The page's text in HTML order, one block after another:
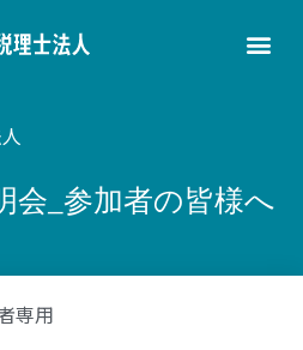
会_参加者の皆様へ
専用